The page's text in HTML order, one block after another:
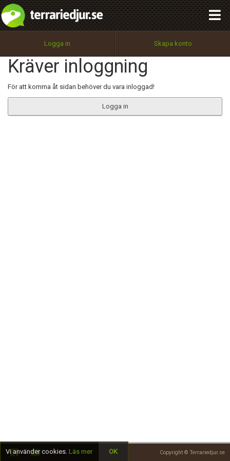
Logga in Skapa konto
Kräver inloggning
För att komma åt sidan behöver du vara inloggad!
Logga in
Copyright © Terrariedjur.se
Utför
100%
OK
integritetspolicy
Namn:
Epost:
Begär nytt lösenord
Tillbaka till förstasidan
Vi använder cookies. Läs mer OK